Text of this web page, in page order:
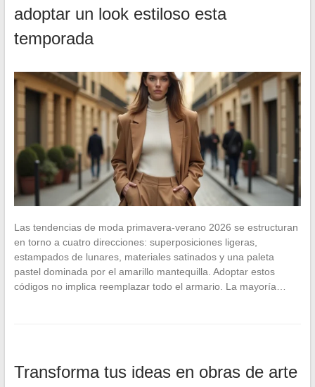
adoptar un look estiloso esta
temporada
Las tendencias de moda primavera-verano 2026 se estructuran
en torno a cuatro direcciones: superposiciones ligeras,
estampados de lunares, materiales satinados y una paleta
pastel dominada por el amarillo mantequilla. Adoptar estos
códigos no implica reemplazar todo el armario. La mayoría…
Transforma tus ideas en obras de arte